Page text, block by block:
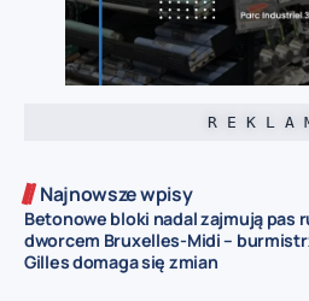
R E K L A
Najnowsze wpisy
Betonowe bloki nadal zajmują pas
dworcem Bruxelles-Midi –
Gilles domaga się zmian